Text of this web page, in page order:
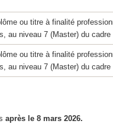
ou titre à finalité
au niveau 7 (Master) du
ou titre à finalité
au niveau 7 (Master) du
après le 8 mars 2026.